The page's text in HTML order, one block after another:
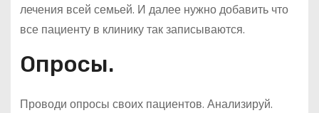
лечения всей семьей. И далее нужно добавить что
все пациенту в клинику так записываются.
Опросы.
Проводи опросы своих пациентов. Анализируй.